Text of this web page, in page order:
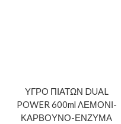
ΥΓΡΟ ΠΙΑΤΩΝ DUAL
POWER 600ml ΛΕΜΟΝΙ-
ΚΑΡΒΟΥΝΟ-ΕΝΖΥΜΑ